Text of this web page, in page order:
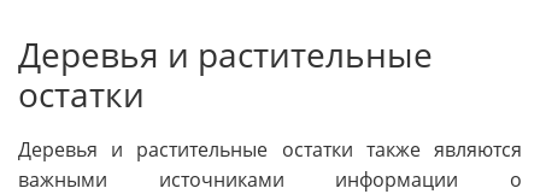
Деревья и растительные
остатки
Деревья и растительные остатки также являются
важными источниками информации о